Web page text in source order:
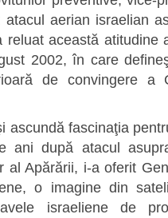
aerian israelian
această atitudine
2002, în care
de convingere a
ascundă fascinaţia
ani după atacul
al Apărării, i-a oferit
o imagine din
israeliene de